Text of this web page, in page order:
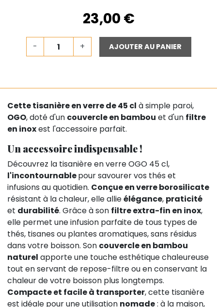
23,00 €
- + AJOUTER AU PANIER
Cette tisanière en verre de 45 cl à simple paroi,
OGO, doté d'un couvercle en bambou et d'un filtre
en inoxest l'accessoire parfait.
Un accessoire indispensable !
Découvrez la tisanière en verre OGO 45 cl,
l'incontournablepour savourer vos thés et
infusions au quotidien. Conçue en verre borosilicate
résistant à la chaleur, elle allieélégance, praticité
et durabilité. Grâce à son filtre extra-fin en inox,
elle permet une infusion parfaite de tous types de
thés, tisanes ou plantes aromatiques, sans résidus
dans votre boisson. Son couvercle en bambou
naturel apporte une touche esthétique chaleureuse
tout en servant de repose-filtre ou en conservant la
chaleur de votre boisson plus longtemps.
Compacte et facile à transporter, cette tisanière
est idéale pour une utilisation nomade: à la maison,